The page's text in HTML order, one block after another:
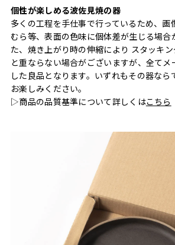
個性が楽しめる波佐見焼の器
多くの工程を手仕事で行っているため、画
むら等、表面の色味に個体差が生じる場合
た、焼き上がり時の伸縮により スタッキ
と重ならない場合がございますが、全てメ
した良品となります。いずれもその器なら
お楽しみください。
▷商品の品質基準について詳しくはこちら